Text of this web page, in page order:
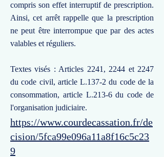
compris son effet interruptif de prescription.
Ainsi, cet arrêt rappelle que la prescription
ne peut être interrompue que par des actes
valables et réguliers.
Textes visés : Articles 2241, 2244 et 2247
du code civil, article L.137-2 du code de la
consommation, article L.213-6 du code de
l'organisation judiciaire.
https://www.courdecassation.fr/de
cision/5fca99e096a11a8f16c5c23
9